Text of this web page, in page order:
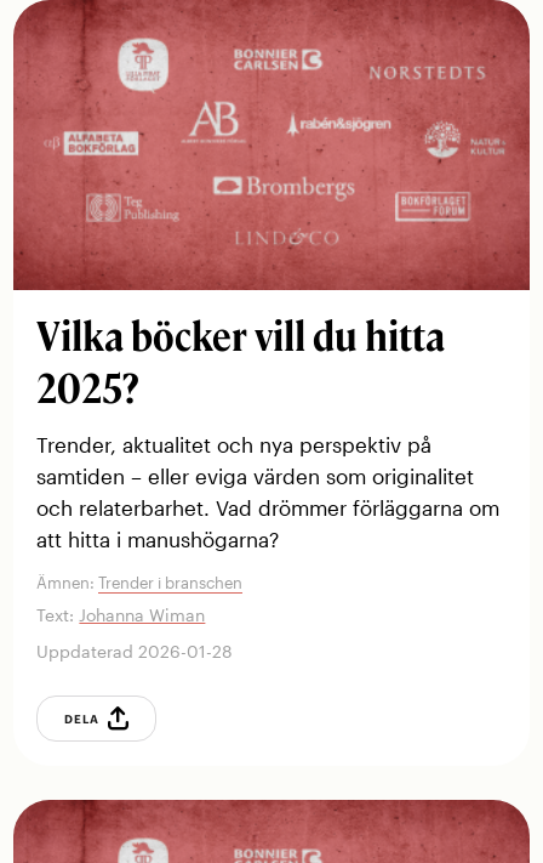
Vilka böcker vill du hitta
2025?
Trender, aktualitet och nya perspektiv på
samtiden – eller eviga värden som originalitet
och relaterbarhet. Vad drömmer förläggarna om
att hitta i manushögarna?
Ämnen:Trender i branschen
Text: Johanna Wiman
Uppdaterad 2026-01-28
DELA